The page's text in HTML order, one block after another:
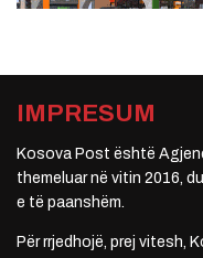
IMPRESUM
Kosova Post është
themeluar në vitin 2016,
e të paanshëm.
Për rrjedhojë, prej vitesh,